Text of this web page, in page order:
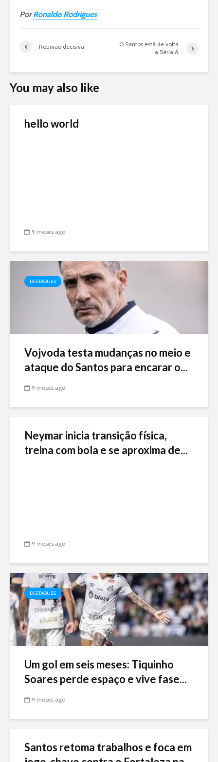
PorRonaldo Rodrigues
Reunião decisiva
O Santos está de volta
a Séria A
You may also like
hello world
9 meses ago
DESTAQUES
Vojvoda testa mudanças no meio e
ataque do Santos para encarar o...
9 meses ago
Neymar inicia transição física,
treina com bola e se aproxima de...
9 meses ago
DESTAQUES
Um gol em seis meses: Tiquinho
Soares perde espaço e vive fase...
9 meses ago
Santos retoma trabalhos e foca em